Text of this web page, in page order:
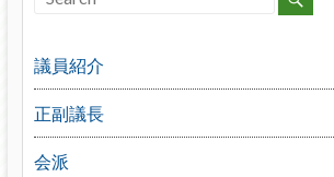
議員紹介
正副議長
会派